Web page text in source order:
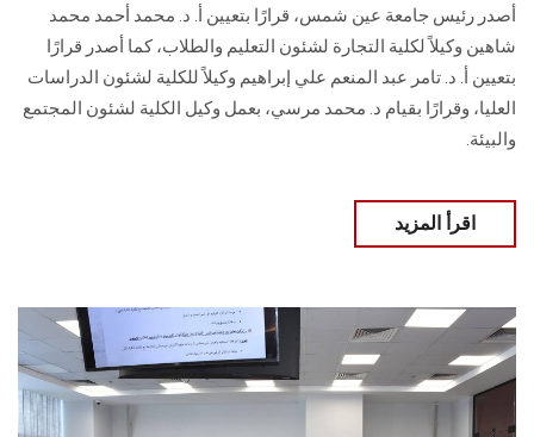
أصدر رئيس جامعة عين شمس، قرارًا بتعيين أ. د. محمد أحمد محمد
شاهين وكيلاً لكلية التجارة لشئون التعليم والطلاب، كما أصدر قرارًا
بتعيين أ. د. تامر عبد المنعم علي إبراهيم وكيلاً للكلية لشئون الدراسات
العليا، وقرارًا بقيام د. محمد مرسي، بعمل وكيل الكلية لشئون المجتمع
والبيئة.
اقرأ المزيد